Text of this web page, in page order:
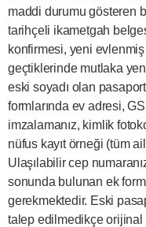
maddi durumu gösteren
tarihçeli ikametgah
konfirmesi, yeni
geçtiklerinde mutlaka
eski soyadı olan
formlarında ev adresi,
imzalamanız, kimlik
nüfus kayıt örneği (tüm
Ulaşılabilir cep
sonunda bulunan ek
gerekmektedir. Eski
talep edilmedikçe